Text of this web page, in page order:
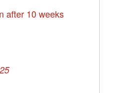
after 10 weeks